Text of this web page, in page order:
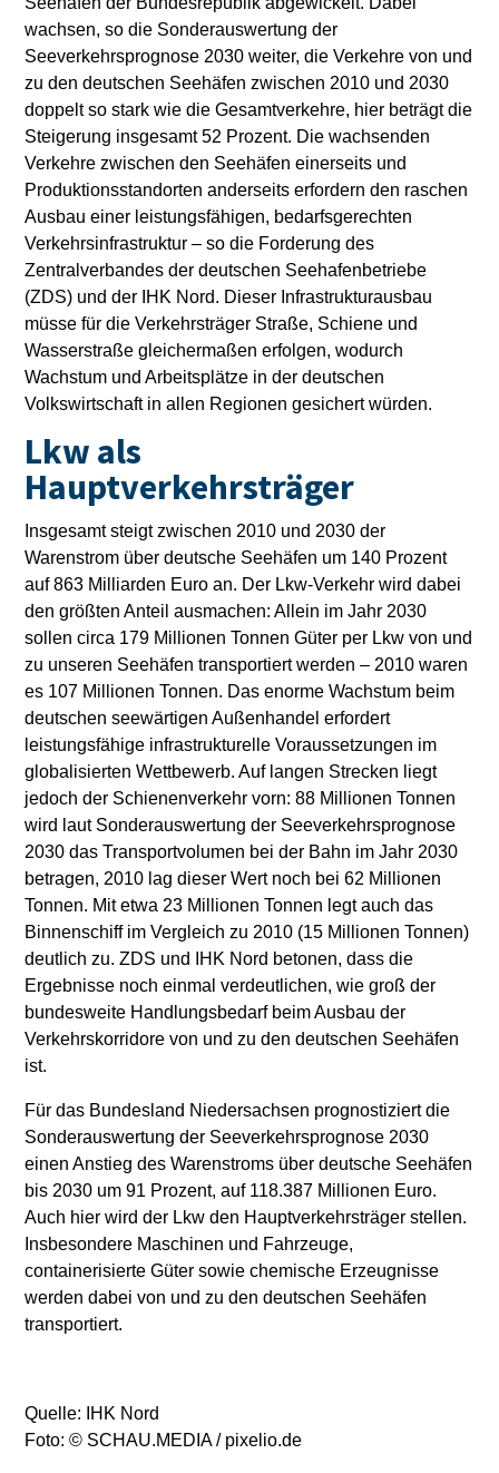
wachsen, so die Sonderauswertung der
Seeverkehrsprognose 2030 weiter, die Verkehre von und
zu den deutschen Seehäfen zwischen 2010 und 2030
doppelt so stark wie die Gesamtverkehre, hier beträgt die
Steigerung insgesamt 52 Prozent. Die wachsenden
Verkehre zwischen den Seehäfen einerseits und
Produktionsstandorten anderseits erfordern den raschen
Ausbau einer leistungsfähigen, bedarfsgerechten
Verkehrsinfrastruktur – so die Forderung des
Zentralverbandes der deutschen Seehafenbetriebe
(ZDS) und der IHK Nord. Dieser Infrastrukturausbau
müsse für die Verkehrsträger Straße, Schiene und
Wasserstraße gleichermaßen erfolgen, wodurch
Wachstum und Arbeitsplätze in der deutschen
Volkswirtschaft in allen Regionen gesichert würden.
Lkw als
Hauptverkehrsträger
Insgesamt steigt zwischen 2010 und 2030 der
Warenstrom über deutsche Seehäfen um 140 Prozent
auf 863 Milliarden Euro an. Der Lkw-Verkehr wird dabei
den größten Anteil ausmachen: Allein im Jahr 2030
sollen circa 179 Millionen Tonnen Güter per Lkw von und
zu unseren Seehäfen transportiert werden – 2010 waren
es 107 Millionen Tonnen. Das enorme Wachstum beim
deutschen seewärtigen Außenhandel erfordert
leistungsfähige infrastrukturelle Voraussetzungen im
globalisierten Wettbewerb. Auf langen Strecken liegt
jedoch der Schienenverkehr vorn: 88 Millionen Tonnen
wird laut Sonderauswertung der Seeverkehrsprognose
2030 das Transportvolumen bei der Bahn im Jahr 2030
betragen, 2010 lag dieser Wert noch bei 62 Millionen
Tonnen. Mit etwa 23 Millionen Tonnen legt auch das
Binnenschiff im Vergleich zu 2010 (15 Millionen Tonnen)
deutlich zu. ZDS und IHK Nord betonen, dass die
Ergebnisse noch einmal verdeutlichen, wie groß der
bundesweite Handlungsbedarf beim Ausbau der
Verkehrskorridore von und zu den deutschen Seehäfen
ist.
Für das Bundesland Niedersachsen prognostiziert die
Sonderauswertung der Seeverkehrsprognose 2030
einen Anstieg des Warenstroms über deutsche Seehäfen
bis 2030 um 91 Prozent, auf 118.387 Millionen Euro.
Auch hier wird der Lkw den Hauptverkehrsträger stellen.
Insbesondere Maschinen und Fahrzeuge,
containerisierte Güter sowie chemische Erzeugnisse
werden dabei von und zu den deutschen Seehäfen
transportiert.
Quelle: IHK Nord
Foto: © SCHAU.MEDIA / pixelio.de